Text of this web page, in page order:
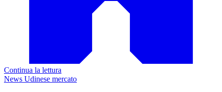
Continua la lettura
News Udinese mercato